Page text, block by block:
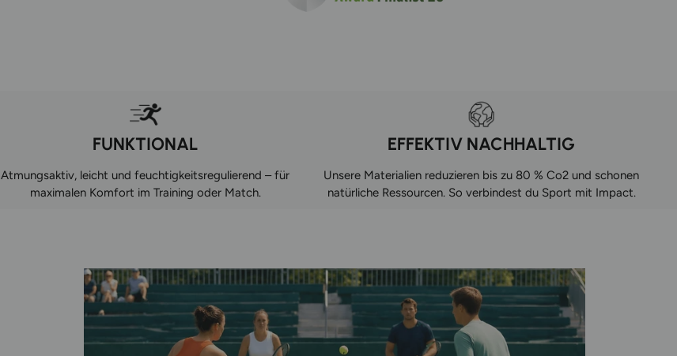
FUNKTIONAL
Atmungsaktiv, leicht und feuchtigkeitsregulierend – für
maximalen Komfort im Training oder Match.
EFFEKTIV NACHHALTIG
Unsere Materialien reduzieren bis zu 80 % Co2 und schonen
natürliche Ressourcen. So verbindest du Sport mit Impact.